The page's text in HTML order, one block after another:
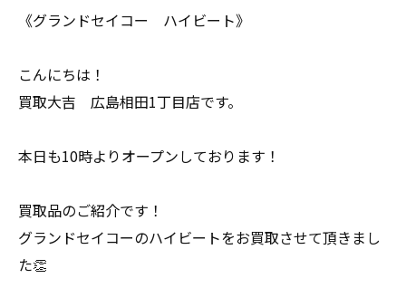
《グランドセイコー ハイビート》
こんにちは！
買取大吉 広島相田1丁目店です。
本日も10時よりオープンしております！
買取品のご紹介です！
グランドセイコーのハイビートをお買取させて頂きまし
た👏